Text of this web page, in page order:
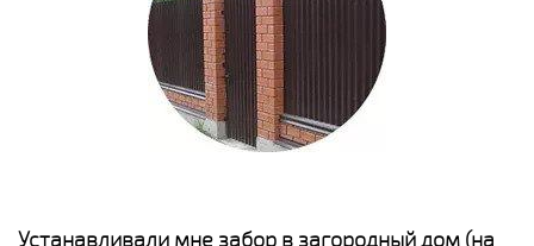
Устанавливали мне забор в загородный дом (на